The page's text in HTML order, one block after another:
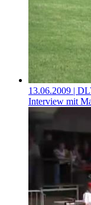
13.06.2009 |
Interview mit